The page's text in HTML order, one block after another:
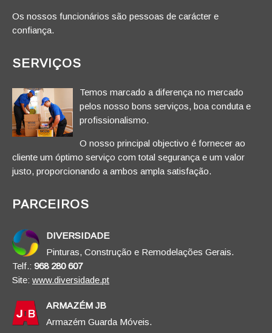
Os nossos funcionários são pessoas de carácter e
confiança.
SERVIÇOS
Temos marcado a diferença no mercado
pelos nosso bons serviços, boa conduta e
profissionalismo.
O nosso principal objectivo é fornecer ao
cliente um óptimo serviço com total segurança e um valor
justo, proporcionando a ambos ampla satisfação.
PARCEIROS
DIVERSIDADE
Pinturas, Construção e Remodelações Gerais.
Telf.: 968 280 607
Site: www.diversidade.pt
ARMAZÉM JB
Armazém Guarda Móveis.